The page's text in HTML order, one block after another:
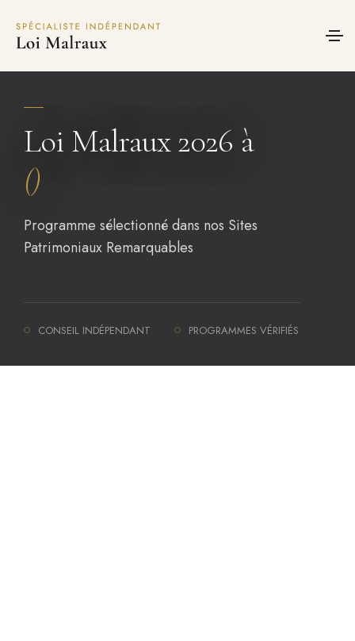
Loi Malraux 2026 à
()
Programme sélectionné dans nos Sites
Patrimoniaux Remarquables
CONSEIL INDÉPENDANT PROGRAMMES VÉRIFIÉS